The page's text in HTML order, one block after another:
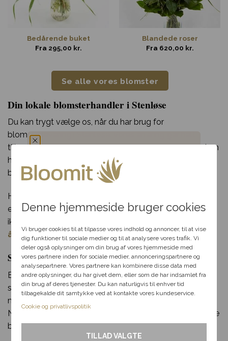
Denne hjemmeside bruger cookies
Vi bruger cookies til at tilpasse vores indhold og annoncer, til at vise
dig funktioner til sociale medier og til at analysere vores trafik. Vi
deler også oplysninger om din brug af vores hjemmeside med
vores partnere inden for sociale medier, annonceringspartnere og
analysepartnere. Vores partnere kan kombinere disse data med
andre oplysninger, du har givet dem, eller som de har indsamlet fra
din brug af deres tjenester. Du kan naturligvis til enhver tid
tilbagekalde dit samtykke ved at kontakte vores kundeservice.
Cookie og privatlivspolitik
TILLAD VALGTE
Bedårende buket
Fra 295,00 kr.
Blandede roser
Fra 620,00 kr.
Se alle vores blomster
Din lokale blomsterhandler i Stenløse
Du kan trygt vælge os, når du har brug for
blomsterlevering i Stenløse. Vores erfaring går helt
tilbage til 70’erne og vores mange år i blomsterbranchen
har sikret os et kæmpe netværk af florister og
blomsterbutikker som vi samarbejder med.
Har du spørgsmål til din bestilling, udvalget af blomster
eller særlige ønsker til din blomsterdekoration? Så tøv
ikke med at kontakte os per telefon eller mail i vores
åbningstid.
Send blomster til Stenløse – levering samme dag
Bloomit gør blomsterudbringning i Stenløse lige så let
som en leg. Alt du skal gøre, er at klikke et par gange
med musen og indtaste de nødvendige informationer.
Når du har gjort det, kan vi klargøre og sende din smukke
blomsterlevering til en heldig i Stenløse!
Du har fået en
passer til dig, så hjælper vi
dig videre med at finde den
perfekte rabat til dit svar.
Fødselsdag